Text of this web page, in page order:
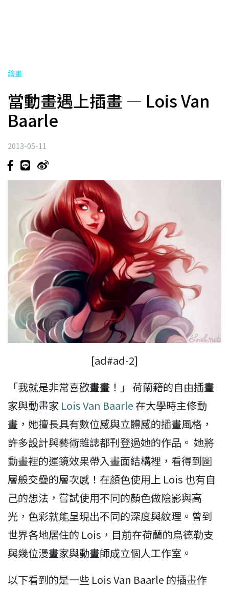
繪畫
當動畫遇上插畫 — Lois Van
Baarle
2013-05-11
[ad#ad-2]
「我就是非常喜歡畫畫！」 荷蘭籍的自由插畫
家與動畫家 Lois Van Baarle 在大學時主修動
畫，她擅長具有數位感與立體感的插畫風格，
許多設計與藝術雜誌都刊登過她的作品。 她將
動畫裡的運鏡效果帶入畫面結構裡，看得到圖
層般交疊的層次感！在顏色使用上 Lois 也有自
己的想法，嘗試使用不同的顏色做陰影與高
光，色彩就能呈現出不同的深度與紋理。曾到
世界各地居住的 Lois，目前在荷蘭的烏德勒支
與幾位漫畫家與動畫師成立個人工作室。
以下看到的是一些 Lois Van Baarle 的插畫作